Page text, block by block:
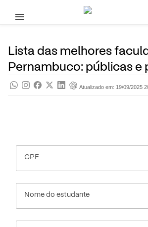
Pular para o conteúdo principal
Lista das melhores
Pernambuco: públicas e
Atualizado em: 19/09/2025
CPF
Nome do estudante